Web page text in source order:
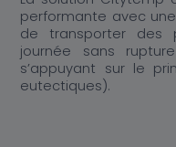
performante avec
de transporter des
journée sans
s’appuyant sur le
eutectiques).